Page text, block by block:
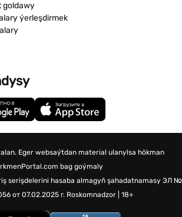
goldawy
ýerleşdirmek
Eger websaýtdan material ulanylsa hökman
bag goýmaly
serişdelerini hasaba almagyň şahadatnamasy ЭЛ №
от 07.02.2025 г. Roskomnadzor | 18+